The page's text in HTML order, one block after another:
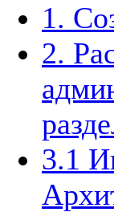
1.
2.
3.1